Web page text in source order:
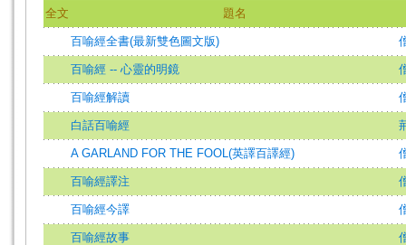
全文 題名
百喻經全書(最新雙色圖文版)
百喻經 -- 心靈的明鏡
百喻經解讀
白話百喻經
A GARLAND FOR THE FOOL(英譯百譯經)
百喻經譯注
百喻經今譯
百喻經故事